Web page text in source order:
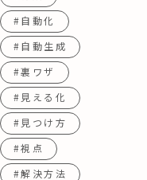
#自動化
#自動生成
#裏ワザ
#見える化
#見つけ方
#視点
#解決方法